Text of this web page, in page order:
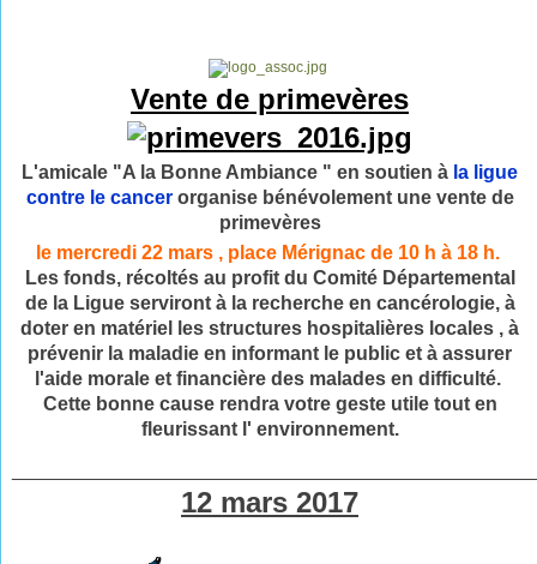
Vente de primevères
L'amicale "A la Bonne Ambiance " en soutien à la ligue
contre le cancerorganise bénévolement une vente de
primevères
le mercredi 22 mars , place Mérignac de 10 h à 18 h.
Les fonds, récoltés au profit du Comité Départemental
de la Ligue serviront à la recherche en cancérologie, à
doter en matériel les structures hospitalières locales , à
prévenir la maladie en informant le public et à assurer
l'aide morale et financière des malades en difficulté.
Cette bonne cause rendra votre geste utile tout en
fleurissant l' environnement.
12 mars 2017